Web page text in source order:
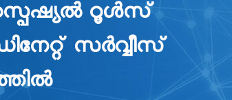
റൂൾസ്
സർവ്വീസ്